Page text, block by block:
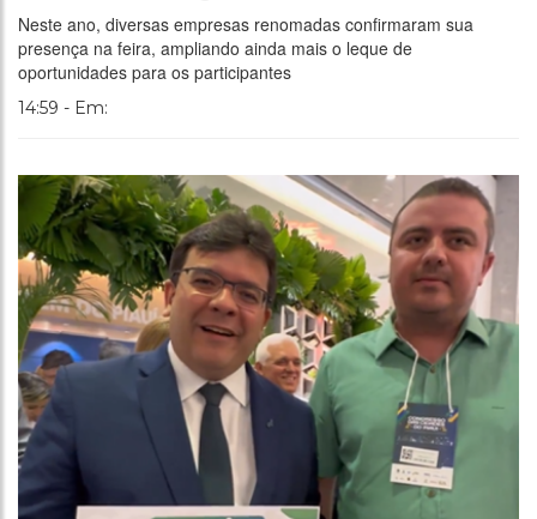
Neste ano, diversas empresas renomadas confirmaram sua
presença na feira, ampliando ainda mais o leque de
oportunidades para os participantes
14:59 - Em: